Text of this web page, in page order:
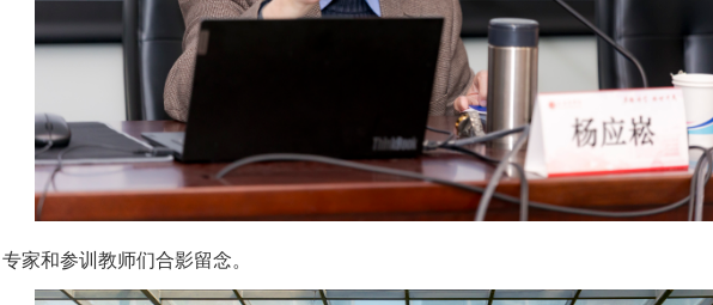
家和参训教师们合影留念。